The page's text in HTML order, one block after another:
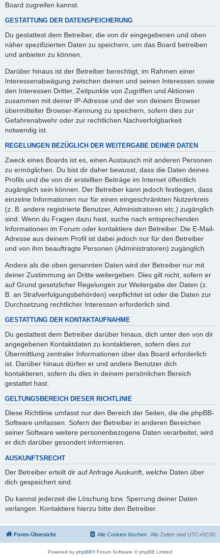
Board zugreifen kannst.
GESTATTUNG DER DATENSPEICHERUNG
Du gestattest dem Betreiber, die von dir eingegebenen und oben
näher spezifizierten Daten zu speichern, um das Board betreiben
und anbieten zu können.
Darüber hinaus ist der Betreiber berechtigt, im Rahmen einer
Interessenabwägung zwischen deinen und seinen Interessen sowie
den Interessen Dritter, Zeitpunkte von Zugriffen und Aktionen
zusammen mit deiner IP-Adresse und der von deinem Browser
übermittelter Browser-Kennung zu speichern, sofern dies zur
Gefahrenabwehr oder zur rechtlichen Nachverfolgbarkeit
notwendig ist.
REGELUNGEN BEZÜGLICH DER WEITERGABE DEINER DATEN
Zweck eines Boards ist es, einen Austausch mit anderen Personen
zu ermöglichen. Du bist dir daher bewusst, dass die Daten deines
Profils und die von dir erstellten Beiträge im Internet öffentlich
zugänglich sein können. Der Betreiber kann jedoch festlegen, dass
einzelne Informationen nur für einen eingeschränkten Nutzerkreis
(z. B. andere registrierte Benutzer, Administratoren etc.) zugänglich
sind. Wenn du Fragen dazu hast, suche nach entsprechenden
Informationen im Forum oder kontaktiere den Betreiber. Die E-Mail-
Adresse aus deinem Profil ist dabei jedoch nur für den Betreiber
und von ihm beauftragte Personen (Administratoren) zugänglich.
Andere als die oben genannten Daten wird der Betreiber nur mit
deiner Zustimmung an Dritte weitergeben. Dies gilt nicht, sofern er
auf Grund gesetzlicher Regelungen zur Weitergabe der Daten (z.
B. an Strafverfolgungsbehörden) verpflichtet ist oder die Daten zur
Durchsetzung rechtlicher Interessen erforderlich sind.
GESTATTUNG DER KONTAKTAUFNAHME
Du gestattest dem Betreiber darüber hinaus, dich unter den von dir
angegebenen Kontaktdaten zu kontaktieren, sofern dies zur
Übermittlung zentraler Informationen über das Board erforderlich
ist. Darüber hinaus dürfen er und andere Benutzer dich
kontaktieren, sofern du dies in deinem persönlichen Bereich
gestattet hast.
GELTUNGSBEREICH DIESER RICHTLINIE
Diese Richtlinie umfasst nur den Bereich der Seiten, die die phpBB-
Software umfassen. Sofern der Betreiber in anderen Bereichen
seiner Software weitere personenbezogene Daten verarbeitet, wird
er dich darüber gesondert informieren.
AUSKUNFTSRECHT
Der Betreiber erteilt dir auf Anfrage Auskunft, welche Daten über
dich gespeichert sind.
Du kannst jederzeit die Löschung bzw. Sperrung deiner Daten
verlangen. Kontaktiere hierzu bitte den Betreiber.
Foren-Übersicht Alle Zeiten sind UTC+02:00
Alle Cookies löschen
Powered by phpBB® Forum Software © phpBB Limited